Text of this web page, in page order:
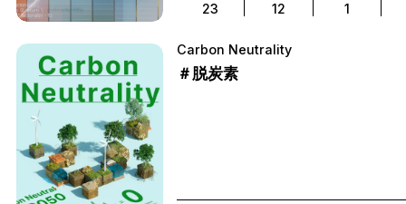
23 12 1
Carbon Neutrality
＃脱炭素